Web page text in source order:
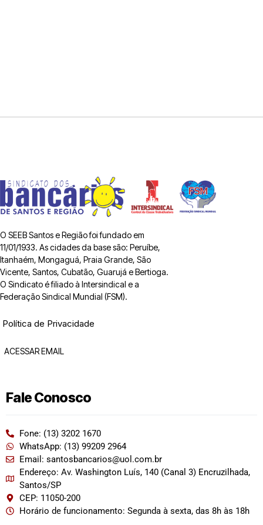
O SEEB Santos e Região foi fundado em
11/01/1933. As cidades da base são: Peruíbe,
Itanhaém, Mongaguá, Praia Grande, São
Vicente, Santos, Cubatão, Guarujá e Bertioga.
O Sindicato é filiado à Intersindical e a
Federação Sindical Mundial (FSM).
Política de Privacidade
ACESSAR EMAIL
Fale Conosco
Fone: (13) 3202 1670
WhatsApp: (13) 99209 2964
Email: santosbancarios@uol.com.br
Endereço: Av. Washington Luís, 140 (Canal 3) Encruzilhada,
Santos/SP
CEP: 11050-200
Horário de funcionamento: Segunda à sexta, das 8h às 18h